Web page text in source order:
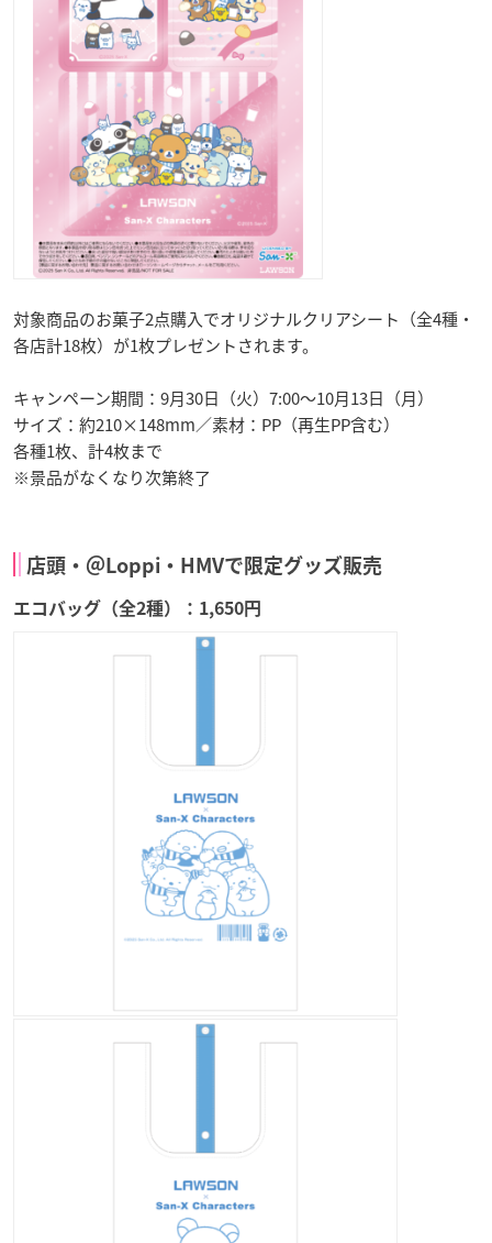
対象商品のお菓子2点購入でオリジナルクリアシート（全4種・
各店計18枚）が1枚プレゼントされます。
キャンペーン期間：9月30日（火）7:00～10月13日（月）
サイズ：約210×148mm／素材：PP（再生PP含む）
各種1枚、計4枚まで
※景品がなくなり次第終了
店頭・＠Loppi・HMVで限定グッズ販売
エコバッグ（全2種）：1,650円